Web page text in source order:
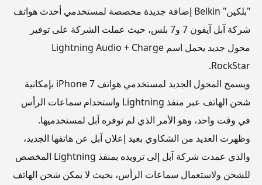
"بلكين" Belkin إضافة جديدة مخصصة لمستخدمي أحدث هواتف
شركة آبل آيفون 7 و7 بلس، حيث عملت الشركة على توفير
محول جديد يحمل اسم Lightning Audio + Charge
RockStar.
ويسمح المحول الجديد لمستخدمي هواتف iPhone 7 بإمكانية
شحن الهاتف عبر منفذ Lightning واستخدام سماعات الرأس
في وقت واحد، وهو الأمر الذي لم توفره آبل لمستخدميها.
وظهرت العديد من الشكاوي بعيد إعلان آبل عن هاتفها الجديد،
والذي عمدت شركة آبل إلى تزويده بمنفذ Lightning المخصص
للشحن ولاستعمال سماعات الرأس، بحيث لا يمكن شحن الهاتف